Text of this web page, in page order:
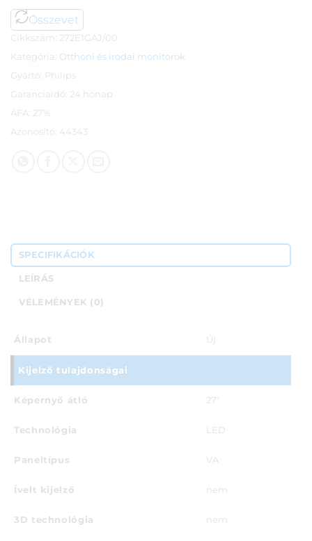
Összevet
Cikkszám: 272E1GAJ/00
Kategória: Otthoni és irodai monitorok
Gyártó: Philips
Garanciaidő: 24 hónap
ÁFA: 27%
Azonosító: 44343
SPECIFIKÁCIÓK
LEÍRÁS
VÉLEMÉNYEK (0)
Állapot Új
Kijelző tulajdonságai
Képernyő átló 27"
Technológia LED
Paneltípus VA
Ívelt kijelző nem
3D technológia nem